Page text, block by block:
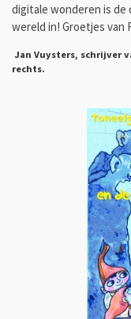
digitale wonderen is de
wereld in! Groetjes van
Jan Vuysters, schrijver
rechts.